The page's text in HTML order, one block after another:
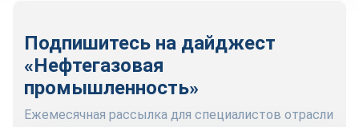
Подпишитесь на дайджест
«Нефтегазовая
промышленность»
Ежемесячная рассылка для специалистов отрасли